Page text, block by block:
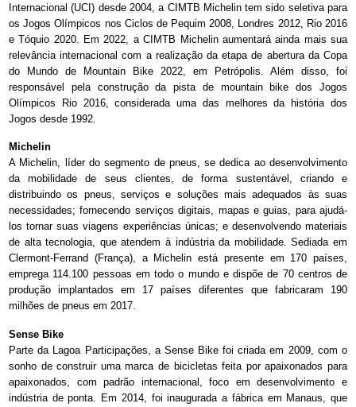
Internacional (UCI) desde 2004, a CIMTB Michelin tem sido seletiva para
os Jogos Olímpicos nos Ciclos de Pequim 2008, Londres 2012, Rio 2016
e Tóquio 2020. Em 2022, a CIMTB Michelin aumentará ainda mais sua
relevância internacional com a realização da etapa de abertura da Copa
do Mundo de Mountain Bike 2022, em Petrópolis. Além disso, foi
responsável pela construção da pista de mountain bike dos Jogos
Olímpicos Rio 2016, considerada uma das melhores da história dos
Jogos desde 1992.
Michelin
A Michelin, líder do segmento de pneus, se dedica ao desenvolvimento
da mobilidade de seus clientes, de forma sustentável, criando e
distribuindo os pneus, serviços e soluções mais adequados às suas
necessidades; fornecendo serviços digitais, mapas e guias, para ajudá-
los tornar suas viagens experiências únicas; e desenvolvendo materiais
de alta tecnologia, que atendem à indústria da mobilidade. Sediada em
Clermont-Ferrand (França), a Michelin está presente em 170 países,
emprega 114.100 pessoas em todo o mundo e dispõe de 70 centros de
produção implantados em 17 países diferentes que fabricaram 190
milhões de pneus em 2017.
Sense Bike
Parte da Lagoa Participações, a Sense Bike foi criada em 2009, com o
sonho de construir uma marca de bicicletas feita por apaixonados para
apaixonados, com padrão internacional, foco em desenvolvimento e
indústria de ponta. Em 2014, foi inaugurada a fábrica em Manaus, que